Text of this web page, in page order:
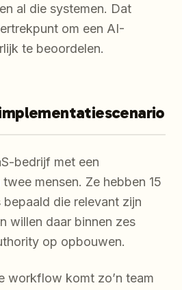
al die systemen. Dat
om een AI-
te beoordelen.
bedrijf met een
mensen. Ze hebben 15
die relevant zijn
willen daar binnen zes
op opbouwen.
workflow komt zo’n team